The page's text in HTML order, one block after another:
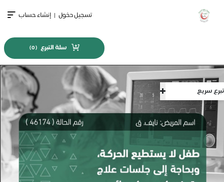
تبرع سريع
تسجيل دخول | إنشاء حساب
سلة التبرع (
0
)